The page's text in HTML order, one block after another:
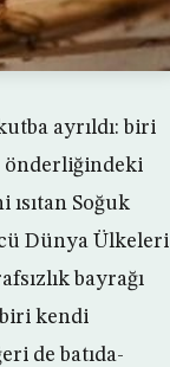
ayrıldı: biri
önderliğindeki
Soğuk
Dünya Ülkeleri
bayrağı
biri kendi
de batıda-